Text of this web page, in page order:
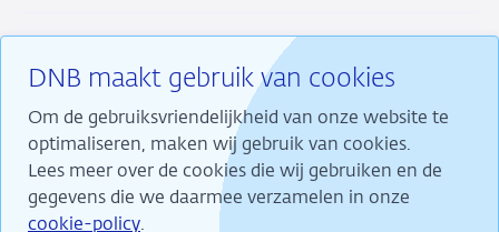
DNB maakt gebruik van cookies
Om de gebruiksvriendelijkheid van onze website te
optimaliseren, maken wij gebruik van cookies.
Lees meer over de cookies die wij gebruiken en de
gegevens die we daarmee verzamelen in onze
cookie-policy.
RSS InstagramLinkedin
X
Wij maken ons sterk voor financiële stabiliteit en